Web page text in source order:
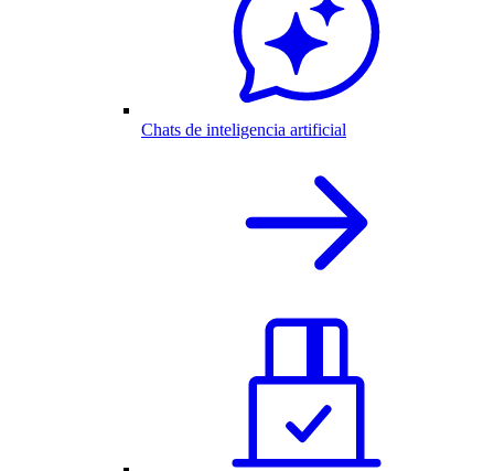
Chats de inteligencia artificial